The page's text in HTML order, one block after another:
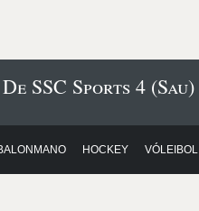
SSC Sports 4 (Sau)
HOCKEY VÓLEIBOL